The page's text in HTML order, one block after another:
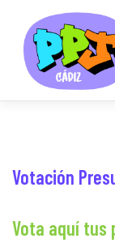
content
Votación
Vota aquí tus